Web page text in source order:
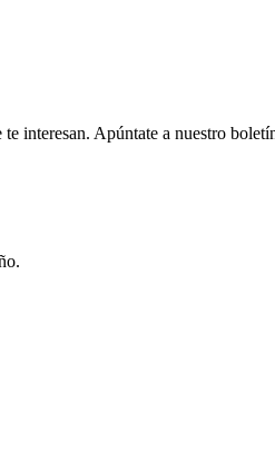
interesan. Apúntate a nuestro